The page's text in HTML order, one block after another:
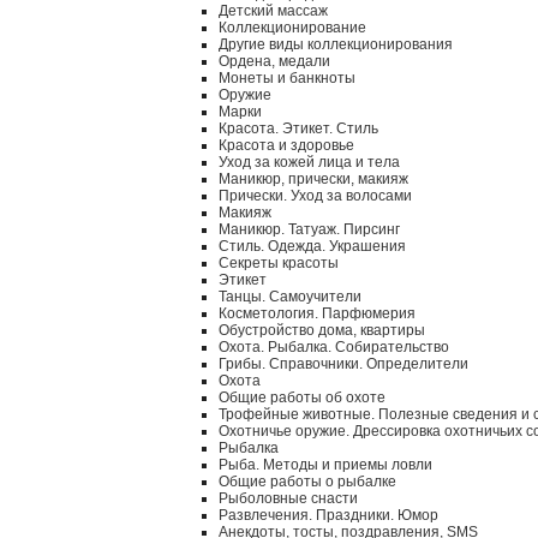
Детский массаж
Коллекционирование
Другие виды коллекционирования
Ордена, медали
Монеты и банкноты
Оружие
Марки
Красота. Этикет. Стиль
Красота и здоровье
Уход за кожей лица и тела
Маникюр, прически, макияж
Прически. Уход за волосами
Макияж
Маникюр. Татуаж. Пирсинг
Стиль. Одежда. Украшения
Секреты красоты
Этикет
Танцы. Самоучители
Косметология. Парфюмерия
Обустройство дома, квартиры
Охота. Рыбалка. Собирательство
Грибы. Справочники. Определители
Охота
Общие работы об охоте
Трофейные животные. Полезные сведения и
Охотничье оружие. Дрессировка охотничьих
Рыбалка
Рыба. Методы и приемы ловли
Общие работы о рыбалке
Рыболовные снасти
Развлечения. Праздники. Юмор
Анекдоты, тосты, поздравления, SMS